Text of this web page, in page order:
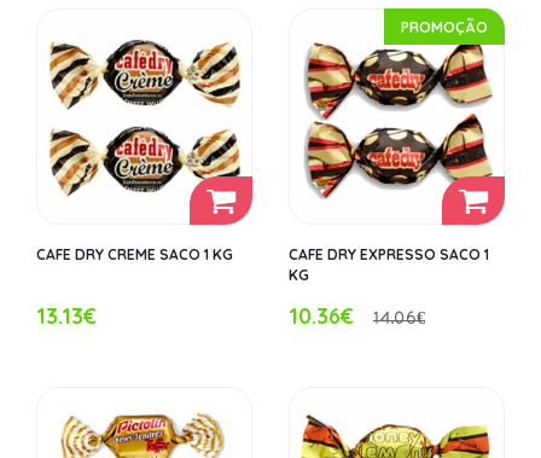
CAFE DRY CREME SACO 1 KG
13.13€
PROMOÇÃO
CAFE DRY EXPRESSO SACO 1
KG
10.36€ 14.06€